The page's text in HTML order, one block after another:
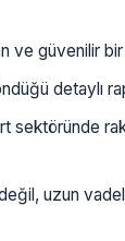
ve güvenilir bir
detaylı
sektöründe
uzun